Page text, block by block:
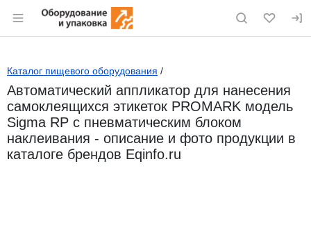
Раздел навигации по сайту eqinfo.ru
Каталог пищевого оборудования /
Автоматический аппликатор для нанесения
самоклеящихся этикеток PROMARK модель
Sigma RP с пневматическим блоком
наклеивания - описание и фото продукции в
каталоге брендов Eqinfo.ru